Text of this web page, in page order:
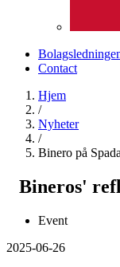
Contact
Hjem
/
Nyheter
/
Binero på
Bineros'
Event
2025-06-26